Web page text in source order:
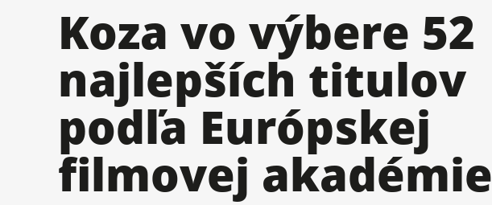
Koza vo výbere 52
najlepších titulov
podľa Európskej
filmovej akadémie